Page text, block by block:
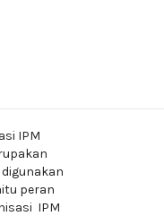
IPM
peran
IPM